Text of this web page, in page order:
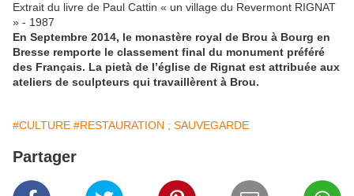
Extrait du livre de Paul Cattin « un village du Revermont RIGNAT
» - 1987
En Septembre 2014, le monastère royal de Brou à Bourg en
Bresse remporte le classement final du monument préféré
des Français. La pietà de l’église de Rignat est attribuée aux
ateliers de sculpteurs qui travaillèrent à Brou.
#CULTURE #RESTAURATION ; SAUVEGARDE
Partager